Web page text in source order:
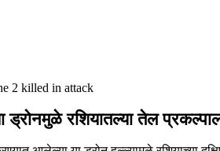
2 killed in attack
ड्रोनमुळे रशियातल्या तेल